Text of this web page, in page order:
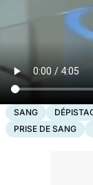
SANG
PRISE DE SANG